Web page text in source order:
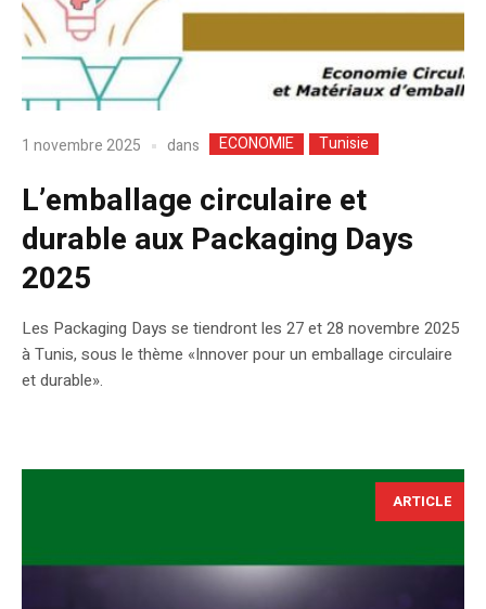
1 novembre 2025 dans ECONOMIE Tunisie
L’emballage circulaire et
durable aux Packaging Days
2025
Les Packaging Days se tiendront les 27 et 28 novembre 2025
à Tunis, sous le thème «Innover pour un emballage circulaire
et durable».
ARTICLE